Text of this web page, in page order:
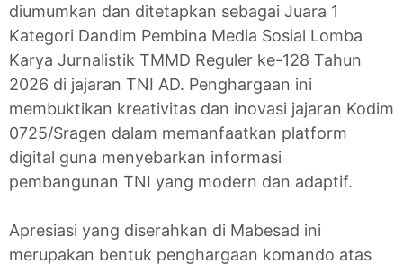
diumumkan dan ditetapkan sebagai Juara 1
Kategori Dandim Pembina Media Sosial Lomba
Karya Jurnalistik TMMD Reguler ke-128 Tahun
2026 di jajaran TNI AD. Penghargaan ini
membuktikan kreativitas dan inovasi jajaran Kodim
0725/Sragen dalam memanfaatkan platform
digital guna menyebarkan informasi
pembangunan TNI yang modern dan adaptif.
Apresiasi yang diserahkan di Mabesad ini
merupakan bentuk penghargaan komando atas